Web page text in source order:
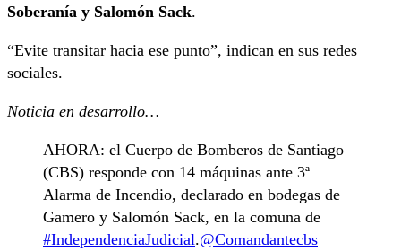
Soberanía y Salomón Sack.
“Evite transitar hacia ese punto”, indican en sus redes
sociales.
Noticia en desarrollo…
AHORA: el Cuerpo de Bomberos de Santiago
(CBS) responde con 14 máquinas ante 3ª
Alarma de Incendio, declarado en bodegas de
Gamero y Salomón Sack, en la comuna de
#IndependenciaJudicial.@Comandantecbs